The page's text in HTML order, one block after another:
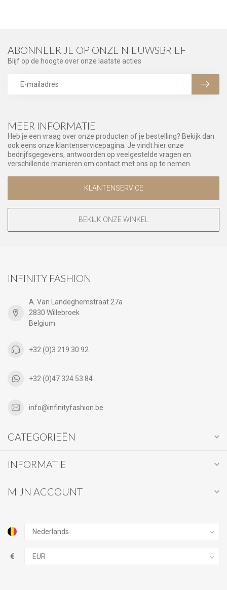
MEER INFORMATIE
Heb je een vraag over onze producten of je bestelling? Bekijk dan
ook eens onze klantenservicepagina. Je vindt hier onze
bedrijfsgegevens, antwoorden op veelgestelde vragen en
verschillende manieren om contact met ons op te nemen.
KLANTENSERVICE
BEKIJK ONZE WINKEL
ABONNEER JE OP ONZE NIEUWSBRIEF
Blijf op de hoogte over onze laatste acties
INFINITY FASHION
A. Van Landeghemstraat 27a
2830 Willebroek
Belgium
+32 (0)3 219 30 92
+32 (0)47 324 53 84
info@infinityfashion.be
CATEGORIEËN
INFORMATIE
MIJN ACCOUNT
€